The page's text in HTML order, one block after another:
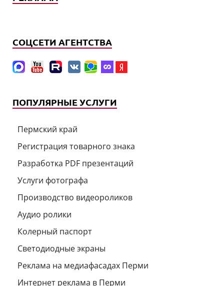
СОЦСЕТИ АГЕНТСТВА
ПОПУЛЯРНЫЕ УСЛУГИ
Пермский край
Регистрация товарного знака
Разработка PDF презентаций
Услуги фотографа
Производство видеороликов
Аудио ролики
Колерный паспорт
Светодиодные экраны
Реклама на медиафасадах Перми
Интернет реклама в Перми